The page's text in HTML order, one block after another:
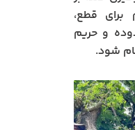
برای قطع،
و حریم
شود.